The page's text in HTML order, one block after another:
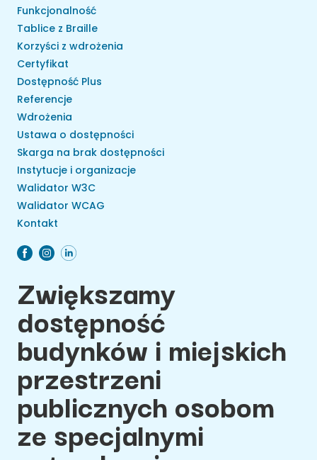
Funkcjonalność
Tablice z Braille
Korzyści z wdrożenia
Certyfikat
Dostępność Plus
Referencje
Wdrożenia
Ustawa o dostępności
Skarga na brak dostępności
Instytucje i organizacje
Walidator W3C
Walidator WCAG
Kontakt
Zwiększamy
dostępność
budynków i miejskich
przestrzeni
publicznych osobom
ze specjalnymi